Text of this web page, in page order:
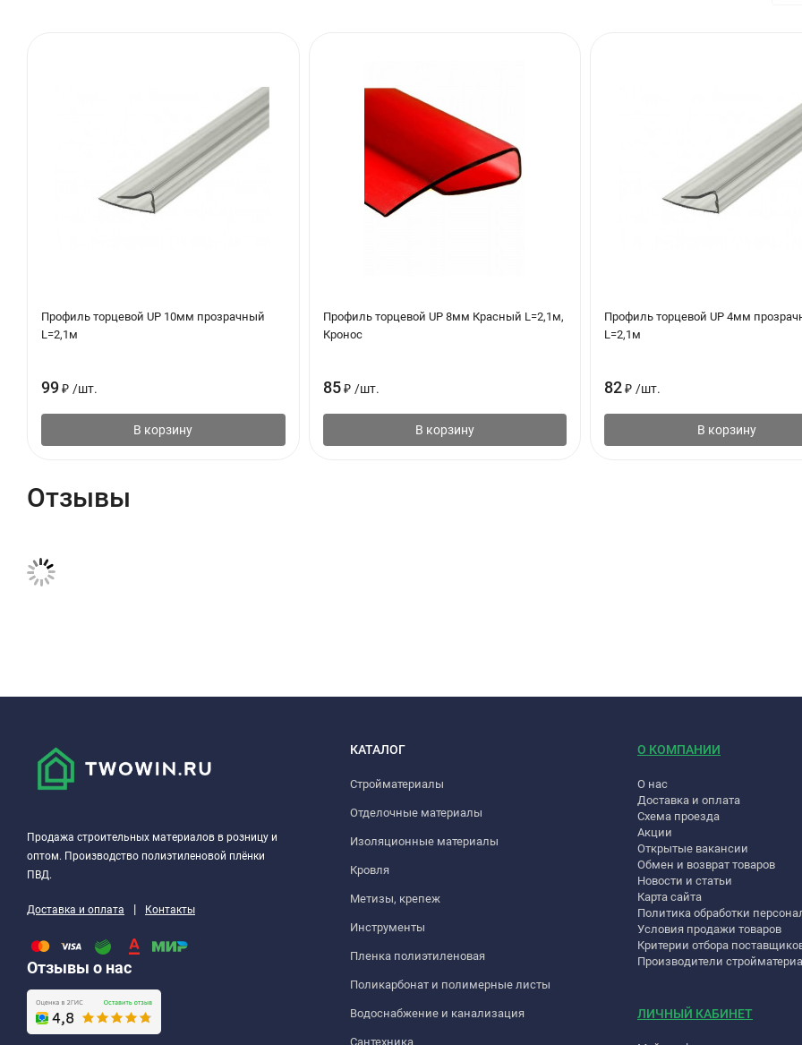
Профиль торцевой UP 10мм прозрачный
L=2,1м
99₽ /шт.
В корзину
Профиль торцевой UP 8мм Красный L=2,1м,
Кронос
85 ₽ /шт.
В корзину
Профиль торцевой UP 4мм
L=2,1м
82 ₽ /шт.
В корзину
Отзывы
Продажа строительных материалов в розницу и
оптом. Производство полиэтиленовой плёнки
ПВД.
Доставка и оплата | Контакты
Отзывы о нас
КАТАЛОГ
Стройматериалы
Отделочные материалы
Изоляционные материалы
Кровля
Метизы, крепеж
Инструменты
Пленка полиэтиленовая
Поликарбонат и полимерные листы
Водоснабжение и канализация
Сантехника
О КОМПАНИИ
О нас
Доставка и оплата
Схема проезда
Акции
Открытые вакансии
Обмен и возврат товаров
Новости и статьи
Карта сайта
Политика обработки
Условия продажи товаров
Критерии отбора
Производители
ЛИЧНЫЙ КАБИНЕТ